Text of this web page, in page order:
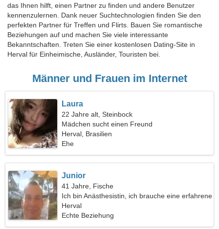
das Ihnen hilft, einen Partner zu finden und andere Benutzer
kennenzulernen. Dank neuer Suchtechnologien finden Sie den
perfekten Partner für Treffen und Flirts. Bauen Sie romantische
Beziehungen auf und machen Sie viele interessante
Bekanntschaften. Treten Sie einer kostenlosen Dating-Site in
Herval für Einheimische, Ausländer, Touristen bei.
Männer und Frauen im Internet
Laura
22 Jahre alt, Steinbock
Mädchen sucht einen Freund
Herval, Brasilien
Ehe
Junior
41 Jahre, Fische
Ich bin Anästhesistin, ich brauche eine erfahrene
Frau
Herval
Echte Beziehung